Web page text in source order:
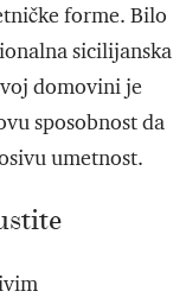
forme. Bilo
sicilijanska
domovini je
sposobnost da
umetnost.